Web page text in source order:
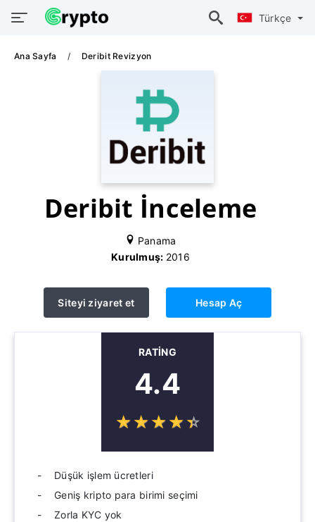
Türkçe
Ana Sayfa Deribit Revizyon
Deribit İnceleme
Panama
Kurulmuş: 2016
Siteyi ziyaret et Hesap Aç
RATING
4.4
☆☆☆☆☆
★★★★★
Düşük işlem ücretleri
Geniş kripto para birimi seçimi
Zorla KYC yok